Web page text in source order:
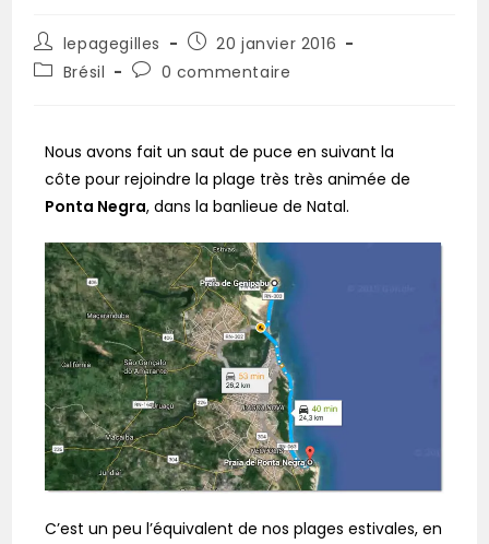
lepagegilles
20 janvier 2016
Brésil
0 commentaire
Nous avons fait un saut de puce en suivant la
côte pour rejoindre la plage très très animée de
Ponta Negra, dans la banlieue de Natal.
C’est un peu l’équivalent de nos plages estivales, en